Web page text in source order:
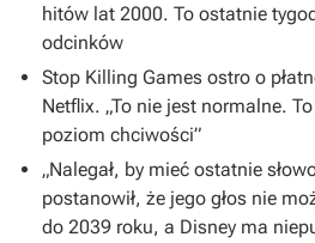
hitów lat 2000. To ostatnie
odcinków
Stop Killing Games ostro o
Netflix. „To nie jest normalne.
poziom chciwości”
„Nalegał, by mieć ostatnie
postanowił, że jego głos nie
do 2039 roku, a Disney ma